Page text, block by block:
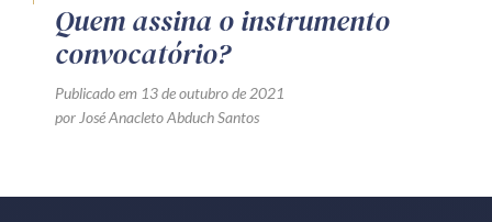
Quem assina o instrumento
convocatório?
Publicado em 13 de outubro de 2021
por José Anacleto Abduch Santos